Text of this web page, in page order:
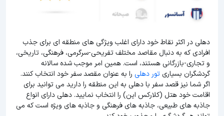
دهلی در اکثر نقاط خود دارای اغلب ویژگی های منطقه ای برای جذب
افرادی که به دنبال مقاصد مختلف تفریحی-سرگرمی، فرهنگی، تاریخی،
و تجاری-بازرگانی هستند، است. همین امر موجب شده سالانه
گردشگران بسیاریتور دهلی را به عنوان مقصد سفر خود انتخاب کنند.
اگر شما نیز قصد سفر با دهلی به این منطقه را دارید می توانید برای
اقامت خود هتل (کلارکس این) را انتخاب نمایید. دهلی دارای انواع
جاذبه های طبیعی، جاذبه های فرهنگی و جاذبه های ویژه است که می